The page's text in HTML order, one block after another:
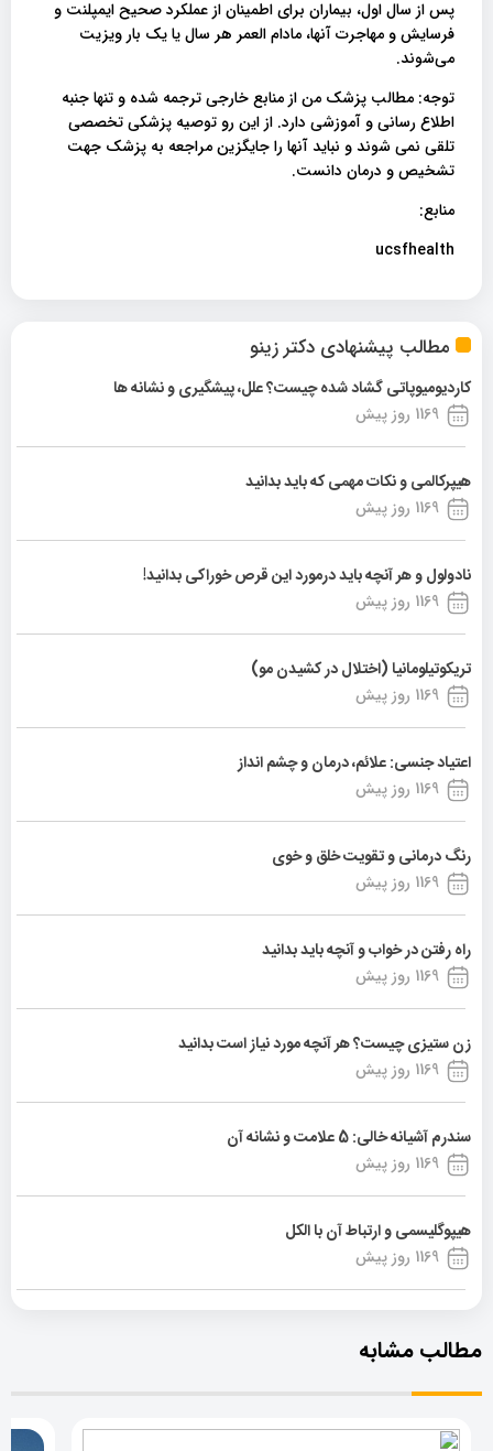
مطالب پیشنهادی دکتر زینو
کاردیومیوپاتی گشاد شده چیست؟ علل، پیشگیری و نشانه ها
1169 روز پیش
هیپرکالمی و نکات مهمی که باید بدانید
1169 روز پیش
نادولول و هر آنچه باید درمورد این قرص خوراکی بدانید!
1169 روز پیش
تریکوتیلومانیا (اختلال در کشیدن مو)
1169 روز پیش
اعتیاد جنسی: علائم، درمان و چشم انداز
1169 روز پیش
رنگ درمانی و تقویت خلق و خوی
1169 روز پیش
راه رفتن در خواب و آنچه باید بدانید
1169 روز پیش
زن ستیزی چیست؟ هر آنچه مورد نیاز است بدانید
1169 روز پیش
سندرم آشیانه خالی: 5 علامت و نشانه آن
1169 روز پیش
هیپوگلیسمی و ارتباط آن با الکل
1169 روز پیش
پس از سال اول، بیماران برای اطمینان از عملکرد صحیح ایمپلنت و
فرسایش و مهاجرت آنها، مادام العمر هر سال یا یک بار ویزیت
می‌شوند.
توجه: مطالب پزشک من از منابع خارجی ترجمه شده و تنها جنبه
اطلاع رسانی و آموزشی دارد. از این رو توصیه پزشکی تخصصی
تلقی نمی شوند و نباید آنها را جایگزین مراجعه به پزشک جهت
تشخیص و درمان دانست.
منابع:
ucsfhealth
مطالب مشابه